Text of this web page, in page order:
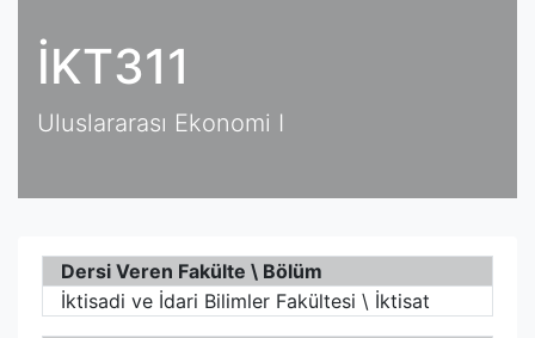
İKT311
Uluslararası Ekonomi I
Dersi Veren Fakülte \ Bölüm
İktisadi ve İdari Bilimler Fakültesi \ İktisat